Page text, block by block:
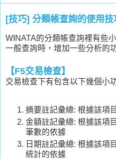
[技巧] 分類帳查詢的使用技
WINATA的分類帳查詢裡有些
一般查詢時，增加一些分析的
【F5交易檢查】
交易檢查下有包含以下幾個小
摘要註記彙總: 根據該項
金額註記彙總: 根據該項
筆數的依據
日期註記彙總: 根據該項
統計的依據